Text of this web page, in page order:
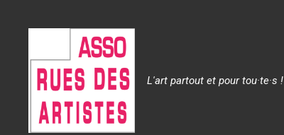
L'art partout et pour tou·te·s !